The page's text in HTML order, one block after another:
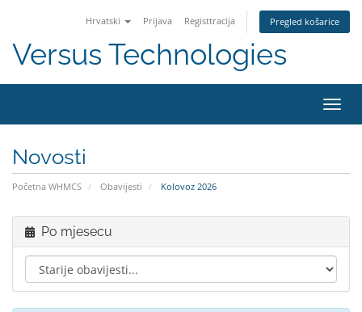
Hrvatski Prijava Registtracija Pregled košarice
Versus Technologies
Novosti
Početna WHMCS Obavijesti Kolovoz 2026
Po mjesecu